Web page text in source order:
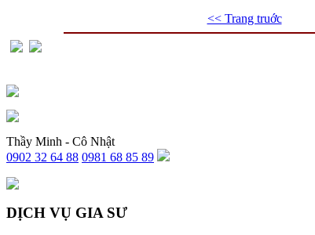
<< Trang truớc
Thầy Minh - Cô Nhật
0902 32 64 88 0981 68 85 89
DỊCH VỤ GIA SƯ